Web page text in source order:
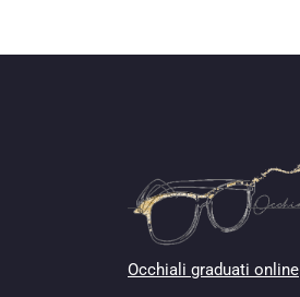
Occhiali graduati online